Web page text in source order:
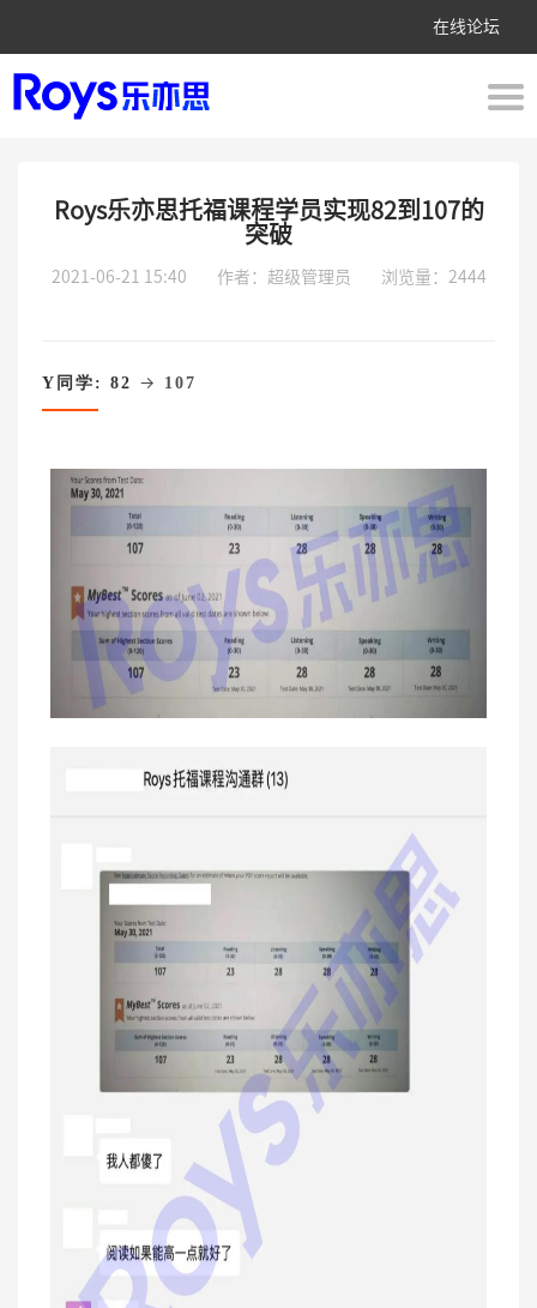
在线论坛
Roys乐亦思托福课程学员实现82到107的
突破
2021-06-21 15:40 作者：超级管理员 浏览量：2444
Y同学: 82 → 107